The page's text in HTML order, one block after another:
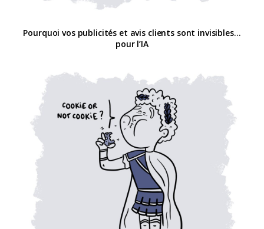
Pourquoi vos publicités et avis clients sont invisibles…
pour l’IA